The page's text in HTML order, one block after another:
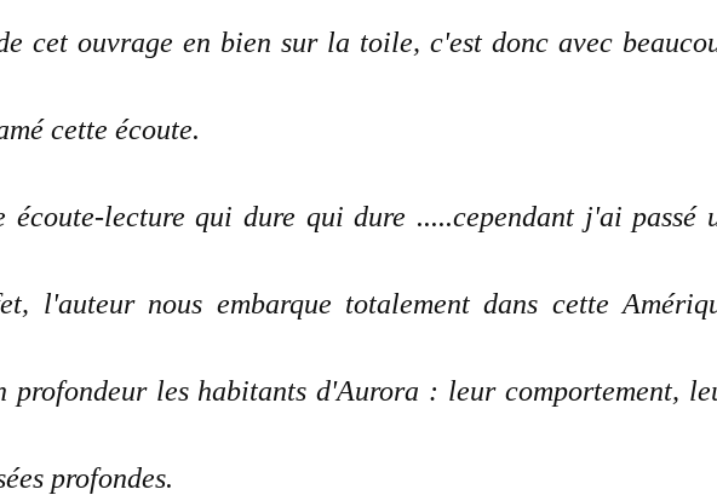
cet ouvrage en bien sur la toile, c'est donc avec
cette écoute.
lecture qui dure qui dure .....cependant j'ai passé
l'auteur nous embarque totalement dans cette
profondeur les habitants d'Aurora : leur comportement,
profondes.